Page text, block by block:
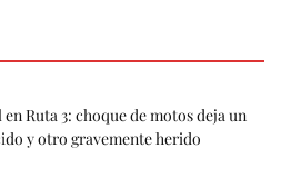
Ruta 3: choque de motos deja un
y otro gravemente herido